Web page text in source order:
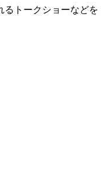
るトークショーなどを